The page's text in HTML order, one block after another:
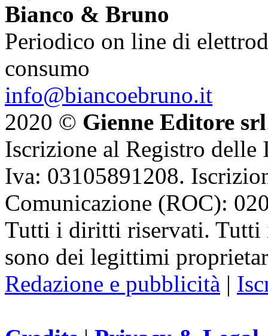
Bianco & Bruno
Periodico on line di
consumo
info@biancoebruno.it
2020 © Gienne Editore srl
Iscrizione al Registro delle
Iva: 03105891208.
Comunicazione (ROC):
Tutti i diritti riservati. Tutti
sono dei legittimi
Redazione e pubblicità |